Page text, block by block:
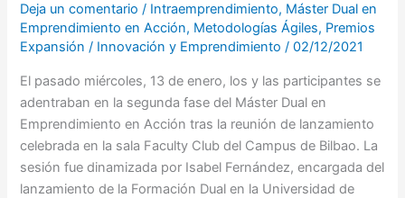
Deja un comentario / Intraemprendimiento, Máster Dual en
Emprendimiento en Acción, Metodologías Ágiles, Premios
Expansión / Innovación y Emprendimiento/02/12/2021
El pasado miércoles, 13 de enero, los y las participantes se
adentraban en la segunda fase del Máster Dual en
Emprendimiento en Acción tras la reunión de lanzamiento
celebrada en la sala Faculty Club del Campus de Bilbao. La
sesión fue dinamizada por Isabel Fernández, encargada del
lanzamiento de la Formación Dual en la Universidad de